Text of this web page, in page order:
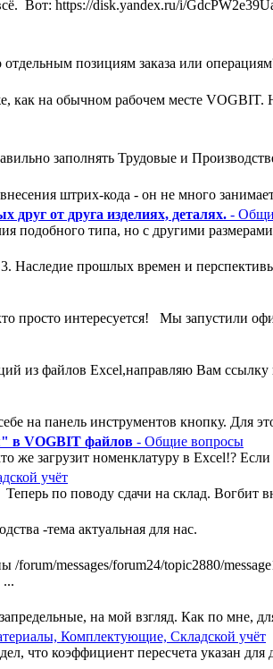
Вот: https://disk.yandex.ru/i/
позициям заказа или
как на обычном рабочем месте
заполнять Трудовые и
штрих-кода - он не много
друг от друга изделиях, деталях. -
подобного типа, но с другими
прошлых времен и
просто интересуется! Мы запустили
из файлов Excel,направляю Вам
на панель инструментов кнопку. Для
в VOGBIT файлов - Общие вопросы
же загрузит номенклатуру в Excel!?
учёт
по поводу сдачи на склад. Вогбит
-тема актуальная для нас.
/forum/messages/forum24/topic2880/
...
на мой взгляд. Как по мне,
Комплектующие, Складской учёт
что коэффициент пересчета указан